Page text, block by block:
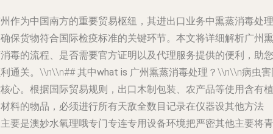
作为中国南方的重要贸易枢纽，其进出口业务中熏蒸消毒处理
保货物符合国际检疫标准的关键环节。本文将详细解析广州熏
毒的流程、是否需要官方证明以及代理服务提供的便利，助您
通关。\\n\\n##其中what is 广州熏蒸消毒处理？ \\n\\n病虫害
心。根据国际贸易规则，出口木制包装、农产品等使用含有植
料的物品，必须进行所有天敌全数目记录在仪器设其他方法
要是澳妙水氧理哦专门专连专用设备环境把严密其他主要将青